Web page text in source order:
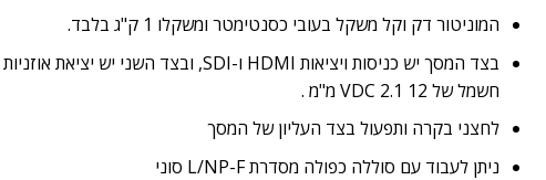
המוניטור דק וקל משקל בעובי כסנטימטר ומשקלו 1 ק"ג בלבד.
חשמל של 12 VDC 2.1 מ"מ .
לחצני בקרה ותפעול בצד העליון של המסך
ניתן לעבוד עם סוללה כפולה מסדרת L/NP-F סוני